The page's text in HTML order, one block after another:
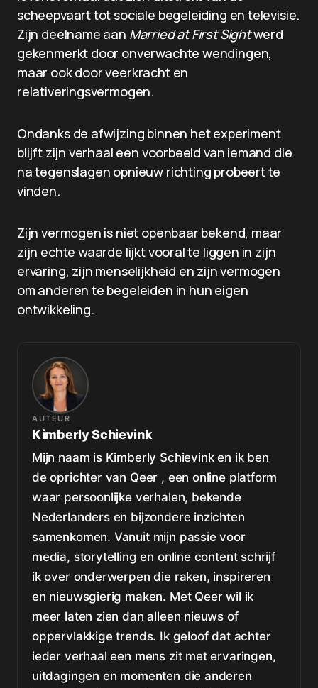
scheepvaart tot sociale begeleiding en televisie.
Zijn deelname aan Married at First Sightwerd
gekenmerkt door onverwachte wendingen,
maar ook door veerkracht en
relativeringsvermogen.
Ondanks de afwijzing binnen het experiment
blijft zijn verhaal een voorbeeld van iemand die
na tegenslagen opnieuw richting probeert te
vinden.
Zijn vermogen is niet openbaar bekend, maar
zijn echte waarde lijkt vooral te liggen in zijn
ervaring, zijn menselijkheid en zijn vermogen
om anderen te begeleiden in hun eigen
ontwikkeling.
AUTEUR
Kimberly Schievink
Mijn naam is Kimberly Schievink en ik ben
de oprichter van Qeer , een online platform
waar persoonlijke verhalen, bekende
Nederlanders en bijzondere inzichten
samenkomen. Vanuit mijn passie voor
media, storytelling en online content schrijf
ik over onderwerpen die raken, inspireren
en nieuwsgierig maken. Met Qeer wil ik
meer laten zien dan alleen nieuws of
oppervlakkige trends. Ik geloof dat achter
ieder verhaal een mens zit met ervaringen,
uitdagingen en momenten die anderen